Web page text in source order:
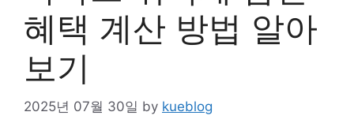
혜택 계산 방법 알아
보기
2025년 07월 30일 by kueblog